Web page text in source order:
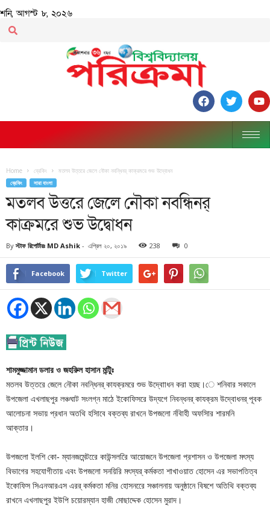
শনি, আগস্ট ৮, ২০২৬
Home ব্রেকিং মতলব উত্তরে জেলে নৌকা নবন্ধিনর্ কাক্রমরে শুভ উদ্বোধন
ব্রেকিং সারা বাংলা
মতলব উত্তরে জেলে নৌকা নবন্ধিনর্
কাক্রমরে শুভ উদ্বোধন
By স্টাফ রিপোর্টারঃ MD Ashik - এপ্রিল ২০, ২০১৯ 238 0
Facebook Twitter
শামমুজ্জামান ডলার ও জহরুিল হাসান মন্টুিঃ
মতলব উত্তরে জেলে নৌকা নবন্ধিনর্ কাযক্রমরে শুভ উদ্বাোধন করা হয়ছ।ে শনিবার সকালে
উপজেলা এখলাছপুর লঞ্চঘাট সংলগ্ন মাঠে ইকোফিসরে উদ্যগে নিবন্ধনর্ কাযক্রম উদ্বোধনর্ পূবক
আলোচনা সভায় প্রধান অতথি হসািবে বক্তব্য রাখনে উপজলো র্নবািহী অফসাির শারমনি
আক্তার।
উপজলো ইলশি কো- ম্যানজমেন্টরেে কাউন্সলরিে আয়োজনে উপজেলা প্রশাসন ও উপজেলা মৎস্য
বিভাগের সহযোগীতায় এবং উপজলো সনয়িরি মৎস্যর্ কর্মকতা শাখাওয়াত হোসেন এর সভাপতিত্ব
ইকোফিস সিএনআরএস এরর্ কর্মকতা মনির হোসনরেে সঞ্চালনায় অনুষ্ঠানে বিষশে অতিথি বক্তব্য
রাখনে এখলাছপুর ইউপি চয়োরম্যান হাজী মোছাদ্দেক হোসেন মুরাদ।